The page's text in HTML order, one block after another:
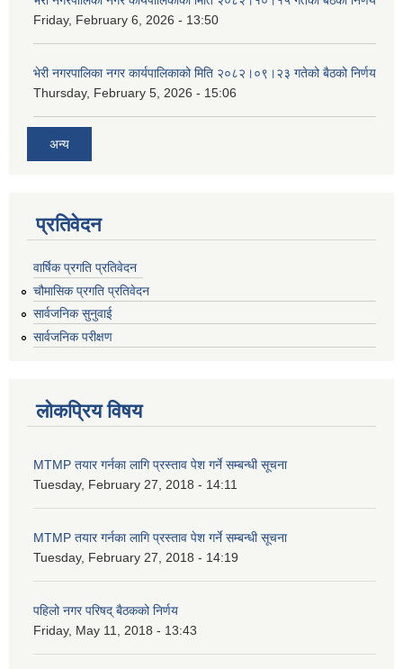
Friday, February 6, 2026 - 13:50
भेरी नगरपालिका नगर कार्यपालिकाको मिति २०८२।०९।२३ गतेको बैठको निर्णय
Thursday, February 5, 2026 - 15:06
अन्य
प्रतिवेदन
वार्षिक प्रगति प्रतिवेदन
चौमासिक प्रगति प्रतिवेदन
सार्वजनिक सुनुवाई
सार्वजनिक परीक्षण
लोकप्रिय विषय
MTMP तयार गर्नका लागि प्रस्ताव पेश गर्ने सम्बन्धी सूचना
Tuesday, February 27, 2018 - 14:11
MTMP तयार गर्नका लागि प्रस्ताव पेश गर्ने सम्बन्धी सूचना
Tuesday, February 27, 2018 - 14:19
पहिलो नगर परिषद् बैठकको निर्णय
Friday, May 11, 2018 - 13:43